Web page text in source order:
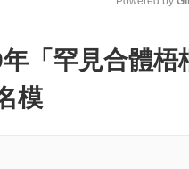
M
u
「罕見合體
模